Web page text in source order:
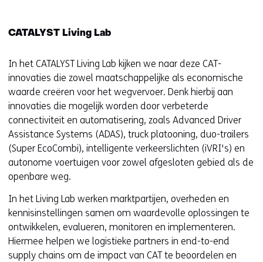
CATALYST Living Lab
In het CATALYST Living Lab kijken we naar deze CAT-
innovaties die zowel maatschappelijke als economische
waarde creëren voor het wegvervoer. Denk hierbij aan
innovaties die mogelijk worden door verbeterde
connectiviteit en automatisering, zoals Advanced Driver
Assistance Systems (ADAS), truck platooning, duo-trailers
(Super EcoCombi), intelligente verkeerslichten (iVRI's) en
autonome voertuigen voor zowel afgesloten gebied als de
openbare weg.
In het Living Lab werken marktpartijen, overheden en
kennisinstellingen samen om waardevolle oplossingen te
ontwikkelen, evalueren, monitoren en implementeren.
Hiermee helpen we logistieke partners in end-to-end
supply chains om de impact van CAT te beoordelen en